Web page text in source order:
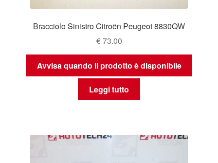
Bracciolo Sinistro Citroën Peugeot 8830QW
€73.00
Avvisa quando il prodotto è disponibile
Leggi tutto